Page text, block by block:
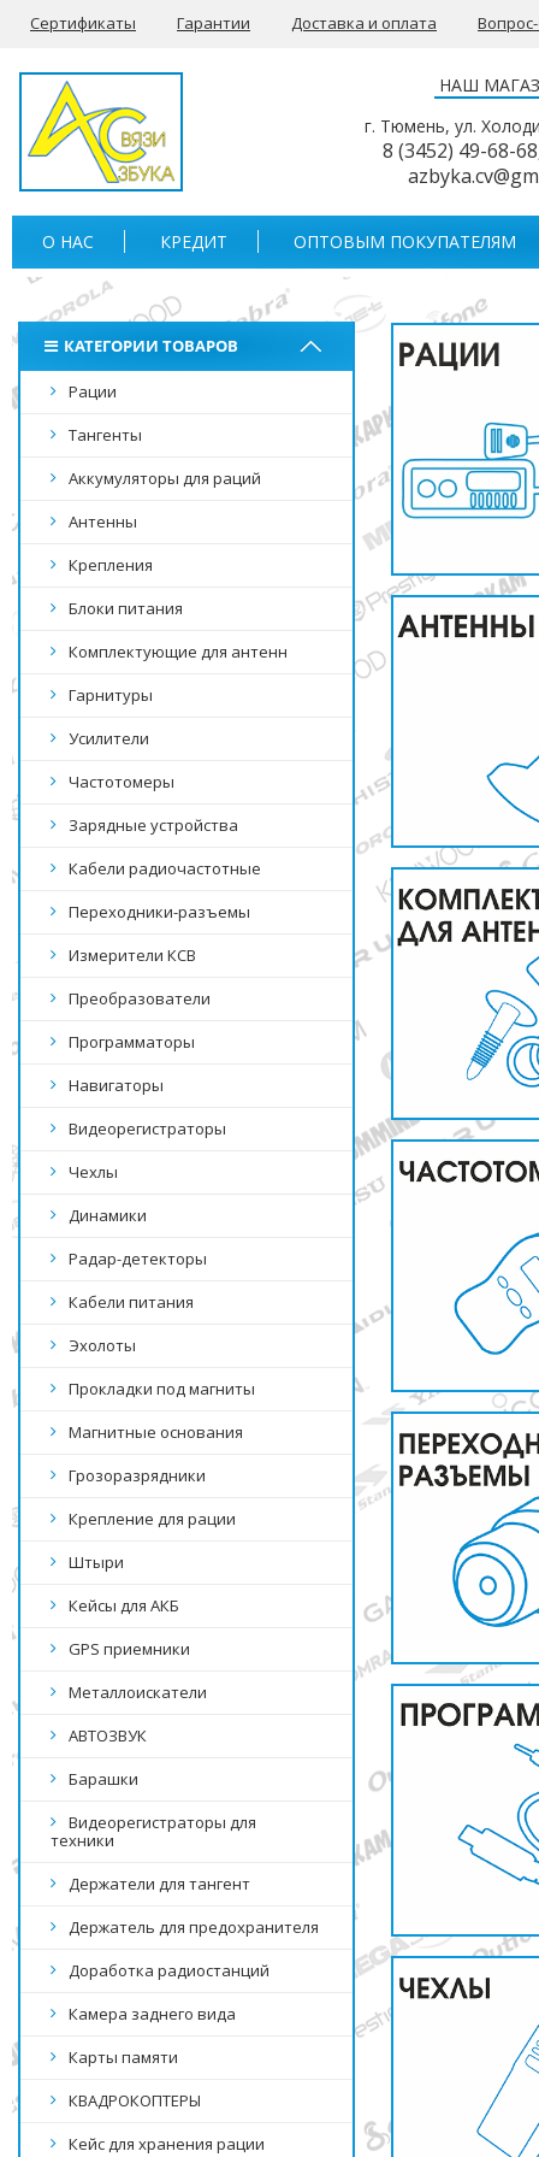
Сертификаты Гарантии Доставка и оплата
НАШ
г. Тюмень, ул.
8 (3452) 49-68-68
О НАС КРЕДИТ ОПТОВЫМ ПОКУПАТЕЛЯМ
КАТЕГОРИИ ТОВАРОВ
Рации
Тангенты
Аккумуляторы для раций
Антенны
Крепления
Блоки питания
Комплектующие для антенн
Гарнитуры
Усилители
Частотомеры
Зарядные устройства
Кабели радиочастотные
Переходники-разъемы
Измерители КСВ
Преобразователи
Программаторы
Навигаторы
Видеорегистраторы
Чехлы
Динамики
Радар-детекторы
Кабели питания
Эхолоты
Прокладки под магниты
Магнитные основания
Грозоразрядники
Крепление для рации
Штыри
Кейсы для АКБ
GPS приемники
Металлоискатели
АВТОЗВУК
Барашки
Видеорегистраторы для
техники
Держатели для тангент
Держатель для предохранителя
Доработка радиостанций
Камера заднего вида
Карты памяти
КВАДРОКОПТЕРЫ
Кейс для хранения рации